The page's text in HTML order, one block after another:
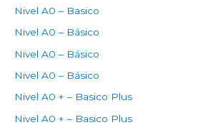
Nivel A0 – Basico
Nivel A0 – Básico
Nivel A0 – Básico
Nivel A0 – Básico
Nivel A0 + – Basico Plus
Nivel A0 + – Basico Plus